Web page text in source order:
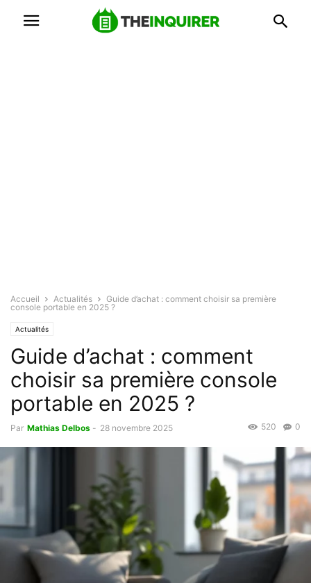
Accueil Actualités
Guide d’achat : comment choisir sa première
console portable en 2025 ?
Actualités
Guide d’achat : comment
choisir sa première console
portable en 2025 ?
Par Mathias Delbos - 28 novembre 2025 0
520